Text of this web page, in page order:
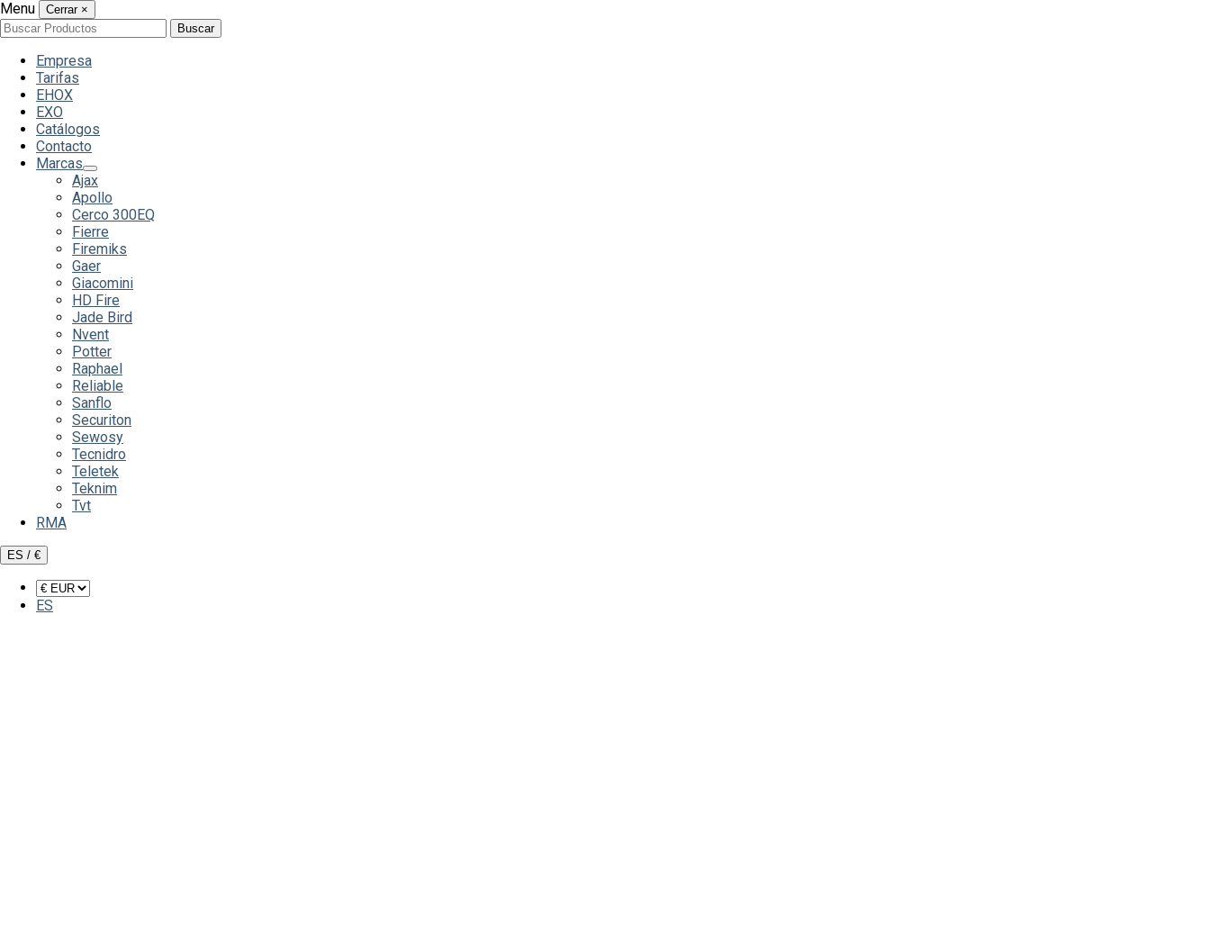
Menu Cerrar ×
Buscar
por:
Buscar
Empresa
Tarifas
EHOX
EXO
Catálogos
Contacto
Marcas
Ajax
Apollo
Cerco 300EQ
Fierre
Firemiks
Gaer
Giacomini
HD Fire
Jade Bird
Nvent
Potter
Raphael
Reliable
Sanflo
Securiton
Sewosy
Tecnidro
Teletek
Teknim
Tvt
RMA
ES / €
ES